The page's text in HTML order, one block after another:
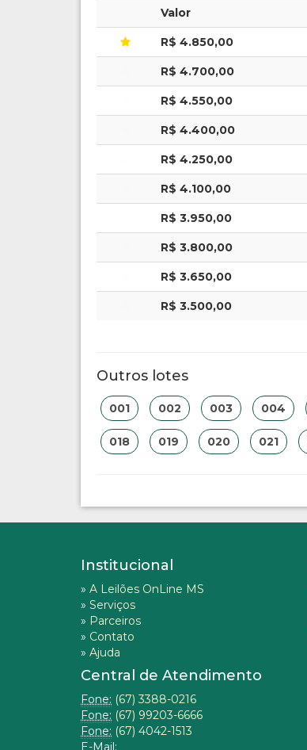
Valor
R$ 4.850,00
R$ 4.700,00
R$ 4.550,00
R$ 4.400,00
R$ 4.250,00
R$ 4.100,00
R$ 3.950,00
R$ 3.800,00
R$ 3.650,00
R$ 3.500,00
Outros lotes
001 002 003 004
018 019 020 021
Institucional
» A Leilões OnLine MS
» Serviços
» Parceiros
» Contato
» Ajuda
Central de Atendimento
Fone: (67) 3388-0216
Fone: (67) 99203-6666
Fone: (67) 4042-1513
E-Mail: